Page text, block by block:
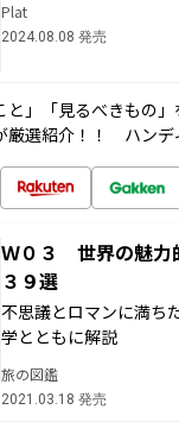
Plat
2024.08.08 発売
と」「見るべきもの
厳選紹介！！ ハンデ
Ｗ０３ 世界の魅力
３９選
不思議とロマンに満ち
学とともに解説
旅の図鑑
2021.03.18 発売